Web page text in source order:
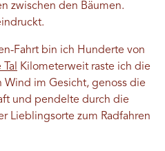
zwischen den Bäumen.
Fahrt bin ich Hunderte von
Kilometerweit raste ich die
Wind im Gesicht, genoss die
und pendelte durch die
Lieblingsorte zum Radfahren